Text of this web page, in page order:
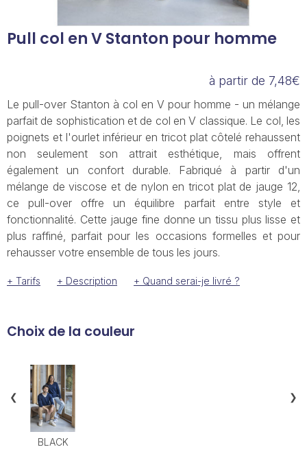
Pull col en V Stanton pour homme
à partir de 7,48€
Le pull-over Stanton à col en V pour homme - un mélange
parfait de sophistication et de col en V classique. Le col, les
poignets et l'ourlet inférieur en tricot plat côtelé rehaussent
non seulement son attrait esthétique, mais offrent
également un confort durable. Fabriqué à partir d'un
mélange de viscose et de nylon en tricot plat de jauge 12,
ce pull-over offre un équilibre parfait entre style et
fonctionnalité. Cette jauge fine donne un tissu plus lisse et
plus raffiné, parfait pour les occasions formelles et pour
rehausser votre ensemble de tous les jours.
+ Tarifs + Description + Quand serai-je livré ?
Choix de la couleur
BLACK
❯
❮